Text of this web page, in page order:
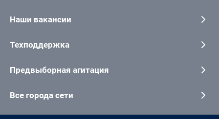
Наши вакансии
Техподдержка
Предвыборная агитация
Все города сети